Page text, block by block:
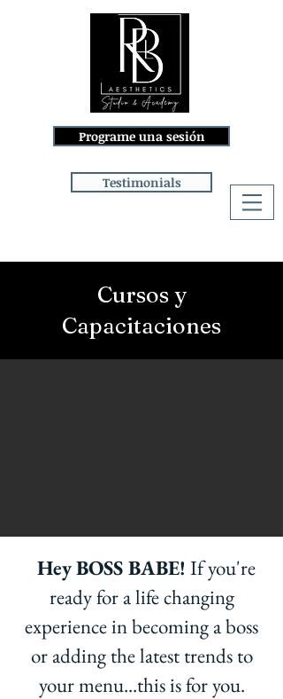
Programe una sesión
Testimonials
Cursos y
Capacitaciones
Hey BOSS BABE! If you're
ready for a life changing
experience in becoming a boss
or adding the latest trends to
your menu...this is for you.